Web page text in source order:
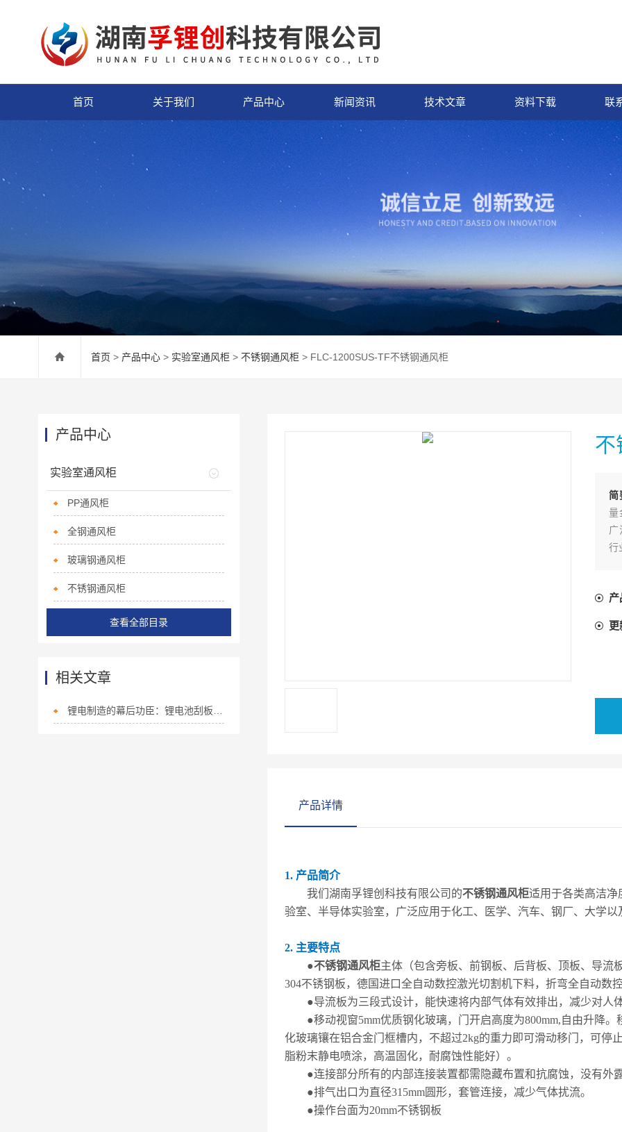
首页 关于我们 产品中心 新闻资讯 技术文章 资料下载 联
首页 > 产品中心 > 实验室通风柜 > 不锈钢通风柜 > FLC-1200SUS-TF不锈钢通风柜
不
简
量
广
行
产
更
产品详情
1. 产品简介
我们湖南孚锂创科技有限公司的不锈钢通风柜适用于各类高洁净
验室、半导体实验室，广泛应用于化工、医学、汽车、钢厂、大学以
2. 主要特点
●不锈钢通风柜主体（包含旁板、前钢板、后背板、顶板、导流
304不锈钢板，德国进口全自动数控激光切割机下料，折弯全自动数
●导流板为三段式设计，能快速将内部气体有效排出，减少对人
●移动视窗5mm优质钢化玻璃，门开启高度为800mm,自由升降
化玻璃镶在铝合金门框槽内，不超过2kg的重力即可滑动移门，可停
脂粉末静电喷涂，高温固化，耐腐蚀性能好）。
●连接部分所有的内部连接装置都需隐藏布置和抗腐蚀，没有外
●排气出口为直径315mm圆形，套管连接，减少气体扰流。
●操作台面为20mm不锈钢板
产品中心
实验室通风柜
PP通风柜
全钢通风柜
玻璃钢通风柜
不锈钢通风柜
查看全部目录
相关文章